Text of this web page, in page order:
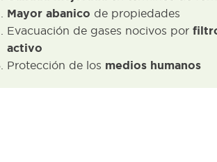
Mayor abanico de propiedades
Evacuación de gases nocivos por
activo
Protección de los medios humanos